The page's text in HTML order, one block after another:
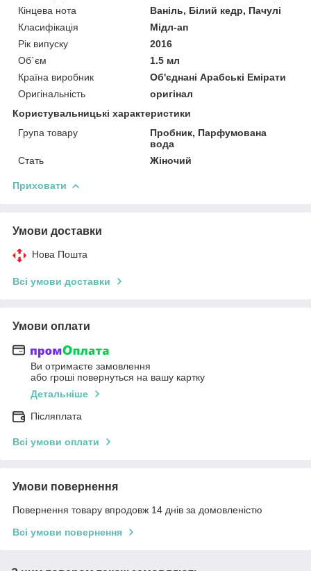
Кінцева нота
Ваніль, Білий кедр, Пачулі
Класифікація
Мідл-ап
Рік випуску
2016
Об`єм
1.5 мл
Країна виробник
Об'єднані Арабські Емірати
Оригінальність
оригінал
Користувальницькі характеристики
Група товару
Пробник, Парфумована
вода
Стать
Жіночий
Приховати
Умови доставки
Нова Пошта
Всі умови доставки
Умови оплати
Ви отримаєте замовлення
або гроші повернуться на вашу картку
Детальніше
Післяплата
Всі умови оплати
Умови повернення
Повернення товару впродовж 14 днів за домовленістю
Всі умови повернення